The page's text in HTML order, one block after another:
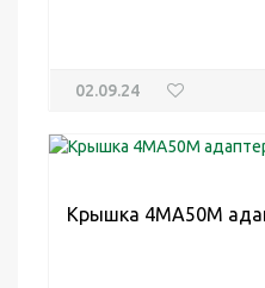
02.09.24
Крышка 4MA50M